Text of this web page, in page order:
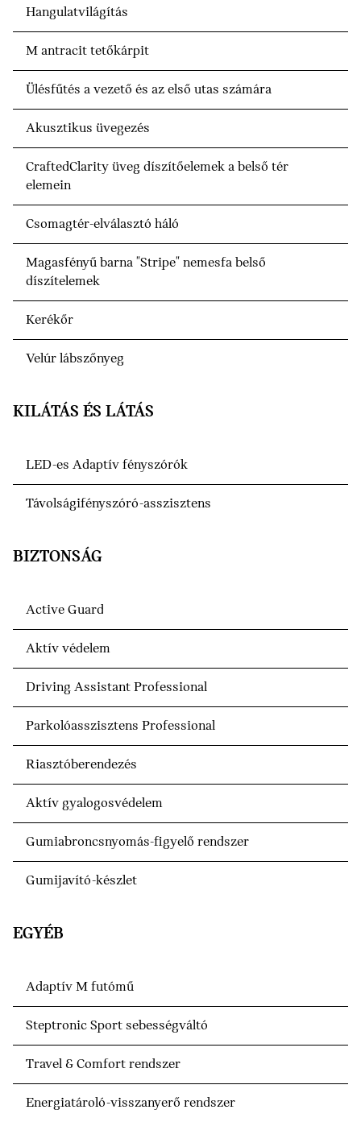
Hangulatvilágítás
M antracit tetőkárpit
Ülésfűtés a vezető és az első utas számára
Akusztikus üvegezés
CraftedClarity üveg díszítőelemek a belső tér
elemein
Csomagtér-elválasztó háló
Magasfényű barna "Stripe" nemesfa belső
díszítelemek
Kerékőr
Velúr lábszőnyeg
KILÁTÁS ÉS LÁTÁS
LED-es Adaptív fényszórók
Távolságifényszóró-asszisztens
BIZTONSÁG
Active Guard
Aktív védelem
Driving Assistant Professional
Parkolóasszisztens Professional
Riasztóberendezés
Aktív gyalogosvédelem
Gumiabroncsnyomás-figyelő rendszer
Gumijavító-készlet
EGYÉB
Adaptív M futómű
Steptronic Sport sebességváltó
Travel & Comfort rendszer
Energiatároló-visszanyerő rendszer